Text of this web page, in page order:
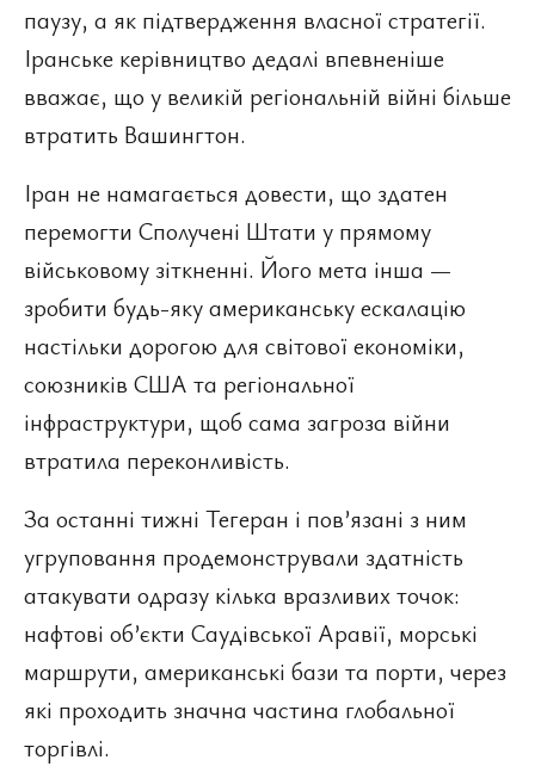
паузу, а як підтвердження власної стратегії.
Іранське керівництво дедалі впевненіше
вважає, що у великій регіональній війні більше
втратить Вашингтон.
Іран не намагається довести, що здатен
перемогти Сполучені Штати у прямому
військовому зіткненні. Його мета інша —
зробити будь-яку американську ескалацію
настільки дорогою для світової економіки,
союзників США та регіональної
інфраструктури, щоб сама загроза війни
втратила переконливість.
За останні тижні Тегеран і пов’язані з ним
угруповання продемонстрували здатність
атакувати одразу кілька вразливих точок:
нафтові об’єкти Саудівської Аравії, морські
маршрути, американські бази та порти, через
які проходить значна частина глобальної
торгівлі.